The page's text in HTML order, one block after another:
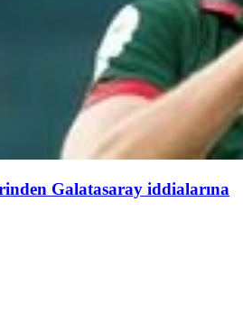
Galatasaray iddialarına